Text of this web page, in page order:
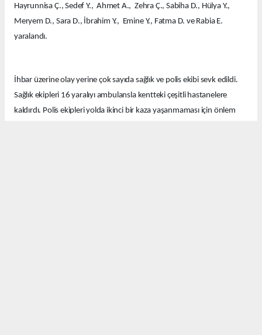
Hayrunnisa Ç., Sedef Y., Ahmet A., Zehra Ç., Sabiha D., Hülya Y.,
Meryem D., Sara D., İbrahim Y., Emine Y., Fatma D. ve Rabia E.
yaralandı.
İhbar üzerine olay yerine çok sayıda sağlık ve polis ekibi sevk edildi.
Sağlık ekipleri 16 yaralıyı ambulansla kentteki çeşitli hastanelere
kaldırdı. Polis ekipleri yolda ikinci bir kaza yaşanmaması için önlem